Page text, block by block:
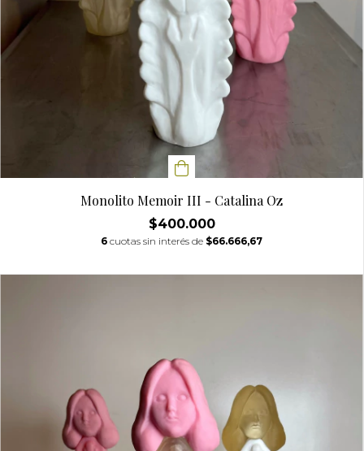
Monolito Memoir III - Catalina Oz
$400.000
6 cuotas sin interés de $66.666,67